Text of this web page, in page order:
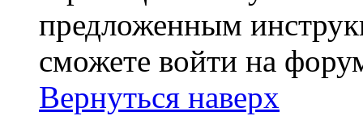
предложенным
сможете войти на
Вернуться наверх